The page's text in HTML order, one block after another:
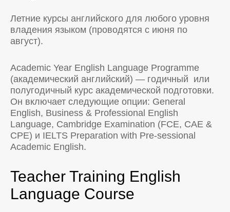
Летние курсы английского для любого уровня
владения языком (проводятся с июня по
август).
Academic Year English Language Programme
(академический английский) — годичный или
полугодичный курс академической подготовки.
Он включает следующие опции: General
English, Business & Professional English
Language, Cambridge Examination (FCE, CAE &
CPE) и IELTS Preparation with Pre-sessional
Academic English.
Teacher Training English
Language Course